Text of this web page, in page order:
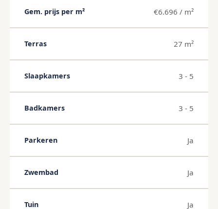
Gem. prijs per m² €6.696 / m²
Terras 27 m²
Slaapkamers 3 - 5
Badkamers 3 - 5
Parkeren Ja
Zwembad Ja
Tuin Ja